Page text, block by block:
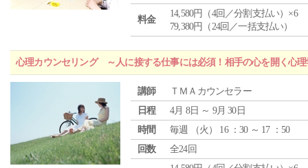
料金
14,580円（4回／分割支払い）×6
79,380円（24回／一括支払い）
心理カウンセリング ～人に接する仕事には必須！相手の心を開く心理
講師
ＴＭＡカウンセラー
日程
4月 8日 ～ 9月 30日
時間
毎週 （火 ） 16 ：30 ～ 17 ：50
回数
全24回